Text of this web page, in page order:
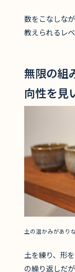
数をこなしな
教えられるレベ
無限の組
向性を見
土の温かみがあり
土を練り、形
の繰り返しだ